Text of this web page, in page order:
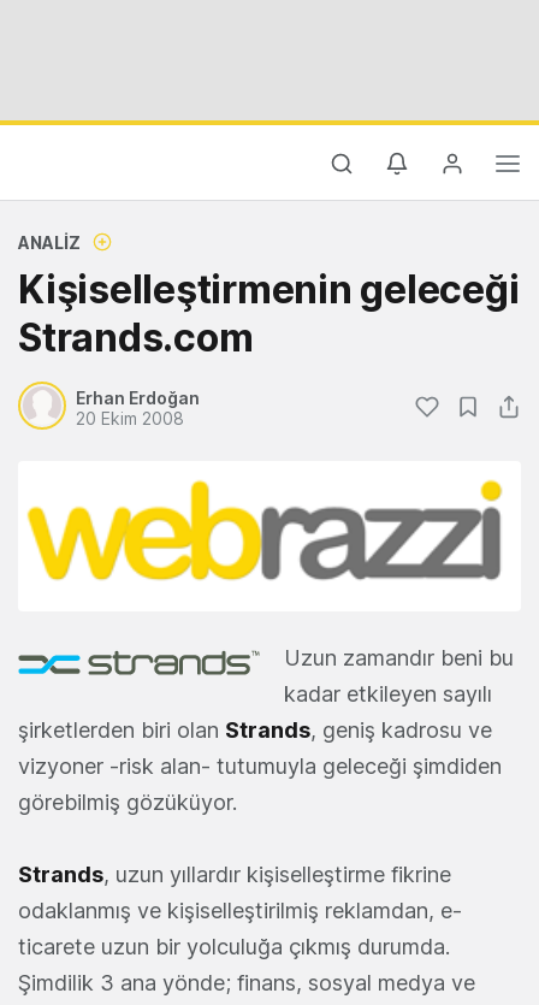
ANALIZ
Kişiselleştirmenin geleceği
Strands.com
Erhan Erdoğan
20 Ekim 2008
Uzun zamandır beni bu
kadar etkileyen sayılı
şirketlerden biri olan Strands, geniş kadrosu ve
vizyoner -risk alan- tutumuyla geleceği şimdiden
görebilmiş gözüküyor.
Strands, uzun yıllardır kişiselleştirme fikrine
odaklanmış ve kişiselleştirilmiş reklamdan, e-
ticarete uzun bir yolculuğa çıkmış durumda.
Şimdilik 3 ana yönde; finans, sosyal medya ve